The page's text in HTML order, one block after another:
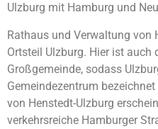
Ulzburg mit Hamburg und
Rathaus und Verwaltung von
Ortsteil Ulzburg. Hier ist auch
Großgemeinde, sodass
Gemeindezentrum
von Henstedt-Ulzburg
verkehrsreiche Hamburger